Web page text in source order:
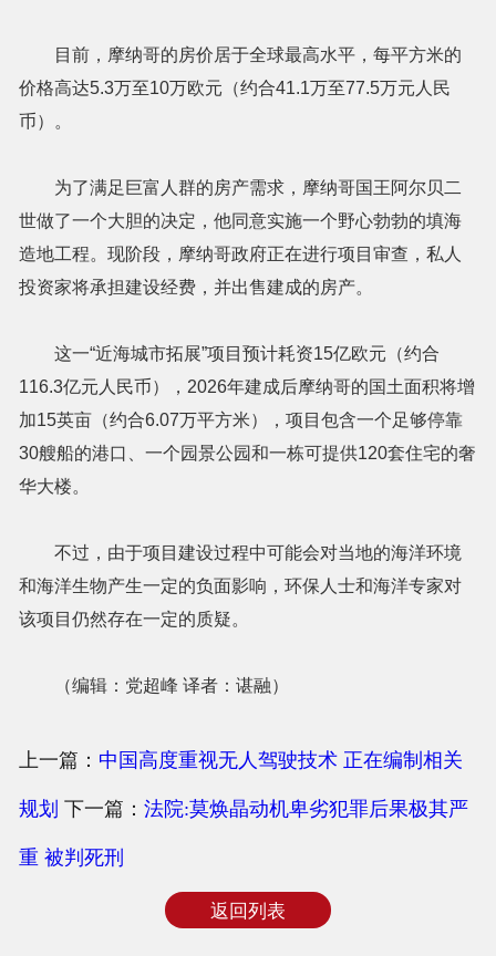
目前，摩纳哥的房价居于全球最高水平，每平方米的
价格高达5.3万至10万欧元（约合41.1万至77.5万元人民
币）。
为了满足巨富人群的房产需求，摩纳哥国王阿尔贝二
世做了一个大胆的决定，他同意实施一个野心勃勃的填海
造地工程。现阶段，摩纳哥政府正在进行项目审查，私人
投资家将承担建设经费，并出售建成的房产。
这一“近海城市拓展”项目预计耗资15亿欧元（约合
116.3亿元人民币），2026年建成后摩纳哥的国土面积将增
加15英亩（约合6.07万平方米），项目包含一个足够停靠
30艘船的港口、一个园景公园和一栋可提供120套住宅的奢
华大楼。
不过，由于项目建设过程中可能会对当地的海洋环境
和海洋生物产生一定的负面影响，环保人士和海洋专家对
该项目仍然存在一定的质疑。
（编辑：党超峰 译者：谌融）
上一篇： 中国高度重视无人驾驶技术 正在编制相关
规划 下一篇： 法院:莫焕晶动机卑劣犯罪后果极其严
重 被判死刑
返回列表